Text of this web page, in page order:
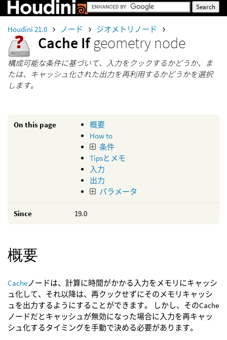
Houdini 21.0 ノード ジオメトリノード
Cache Ifgeometry node
構成可能な条件に基づいて、入力をクックするかどうか、ま
たは、キャッシュ化された出力を再利用するかどうかを選択
します。
On this page
概要
How to
条件
Tipsとメモ
入力
出力
パラメータ
Since 19.0
概要
Cacheノードは、計算に時間がかかる入力をメモリにキャッシ
ュ化して、それ以降は、再クックせずにそのメモリキャッシ
ュを出力するようにすることができます。 しかし、そのCache
ノードだとキャッシュが無効になった場合に入力を再キャッ
シュ化するタイミングを手動で決める必要があります。